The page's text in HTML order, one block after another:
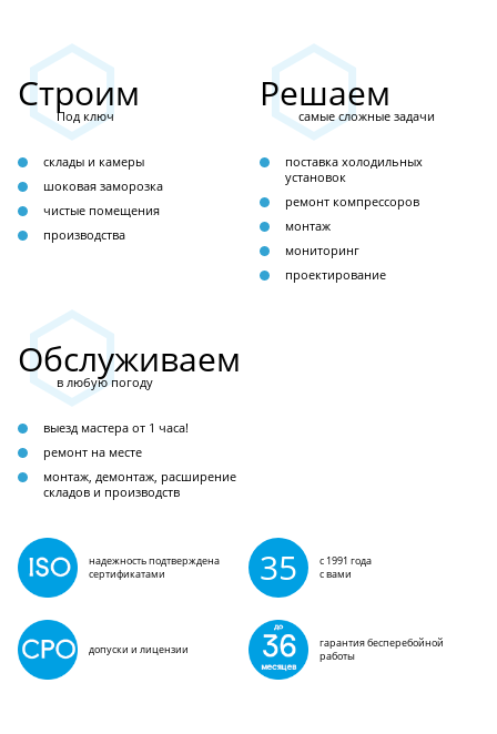
Строим
Под ключ
склады и камеры
шоковая заморозка
чистые помещения
производства
Решаем
самые сложные задачи
поставка холодильных
установок
ремонт компрессоров
монтаж
мониторинг
проектирование
Обслуживаем
в любую погоду
выезд мастера от 1 часа!
ремонт на месте
монтаж, демонтаж, расширение
складов и производств
надежность подтверждена
сертификатами
35
с 1991 года
с вами
допуски и лицензии
гарантия бесперебойной
работы